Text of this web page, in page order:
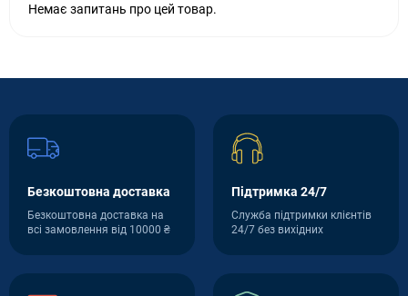
Немає запитань про цей товар.
Безкоштовна доставка
Безкоштовна доставка на
всі замовлення від 10000 ₴
Підтримка 24/7
Служба підтримки клієнтів
24/7 без вихідних